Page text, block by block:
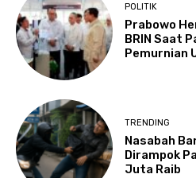
POLITIK
Prabowo
BRIN Saat
Pemurnian
TRENDING
Nasabah
Dirampok
Juta Raib